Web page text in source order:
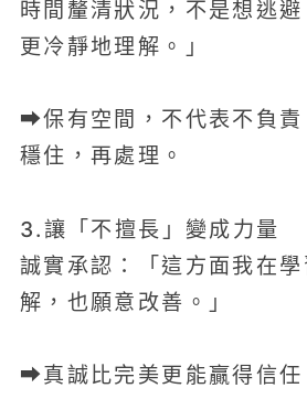
時間釐清狀況，不是想逃
更冷靜地理解。」
➡保有空間，不代表不負責
穩住，再處理。
3.讓「不擅長」變成力量
誠實承認：「這方面我在
解，也願意改善。」
➡真誠比完美更能贏得信任